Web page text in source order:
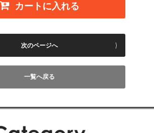
カートに入れる
次のページへ
一覧へ戻る